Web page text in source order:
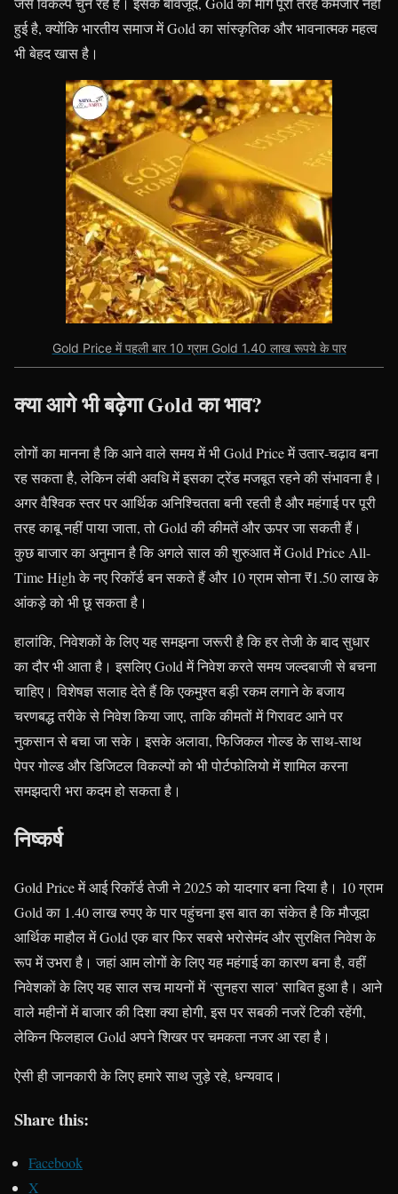
हुई है, क्योंकि भारतीय समाज में Gold का सांस्कृतिक और भावनात्मक महत्व
भी बेहद खास है।
Gold Price में पहली बार 10 ग्राम Gold 1.40 लाख रूपये के पार
क्या आगे भी बढ़ेगा Gold का भाव?
लोगों का मानना है कि आने वाले समय में भी Gold Price में उतार-चढ़ाव बना
रह सकता है, लेकिन लंबी अवधि में इसका ट्रेंड मजबूत रहने की संभावना है।
अगर वैश्विक स्तर पर आर्थिक अनिश्चितता बनी रहती है और महंगाई पर पूरी
तरह काबू नहीं पाया जाता, तो Gold की कीमतें और ऊपर जा सकती हैं।
कुछ बाजार का अनुमान है कि अगले साल की शुरुआत में Gold Price All-
Time High के नए रिकॉर्ड बन सकते हैं और 10 ग्राम सोना ₹1.50 लाख के
आंकड़े को भी छू सकता है।
हालांकि, निवेशकों के लिए यह समझना जरूरी है कि हर तेजी के बाद सुधार
का दौर भी आता है। इसलिए Gold में निवेश करते समय जल्दबाजी से बचना
चाहिए। विशेषज्ञ सलाह देते हैं कि एकमुश्त बड़ी रकम लगाने के बजाय
चरणबद्ध तरीके से निवेश किया जाए, ताकि कीमतों में गिरावट आने पर
नुकसान से बचा जा सके। इसके अलावा, फिजिकल गोल्ड के साथ-साथ
पेपर गोल्ड और डिजिटल विकल्पों को भी पोर्टफोलियो में शामिल करना
समझदारी भरा कदम हो सकता है।
निष्कर्ष
Gold Price में आई रिकॉर्ड तेजी ने 2025 को यादगार बना दिया है। 10 ग्राम
Gold का 1.40 लाख रुपए के पार पहुंचना इस बात का संकेत है कि मौजूदा
आर्थिक माहौल में Gold एक बार फिर सबसे भरोसेमंद और सुरक्षित निवेश के
रूप में उभरा है। जहां आम लोगों के लिए यह महंगाई का कारण बना है, वहीं
निवेशकों के लिए यह साल सच मायनों में ‘सुनहरा साल’ साबित हुआ है। आने
वाले महीनों में बाजार की दिशा क्या होगी, इस पर सबकी नजरें टिकी रहेंगी,
लेकिन फिलहाल Gold अपने शिखर पर चमकता नजर आ रहा है।
ऐसी ही जानकारी के लिए हमारे साथ जुड़े रहे, धन्यवाद।
Share this:
Facebook
X